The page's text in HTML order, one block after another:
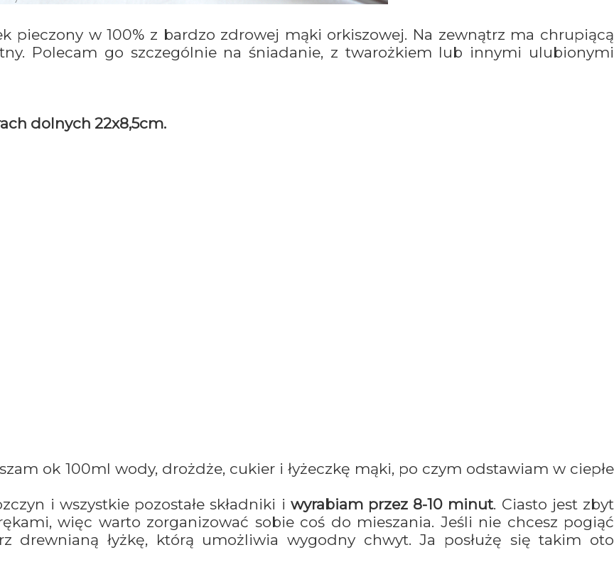
pieczony w 100% z bardzo zdrowej mąki orkiszowej. Na zewnątrz ma chrupiącą
Polecam go szczególnie na śniadanie, z twarożkiem lub innymi ulubionymi
dolnych 22x8,5cm.
ok 100ml wody, drożdże, cukier i łyżeczkę mąki, po czym odstawiam w ciepłe
i wszystkie pozostałe składniki i wyrabiam przez 8-10 minut. Ciasto jest zbyt
więc warto zorganizować sobie coś do mieszania. Jeśli nie chcesz pogiąć
drewnianą łyżkę, którą umożliwia wygodny chwyt. Ja posłużę się takim oto